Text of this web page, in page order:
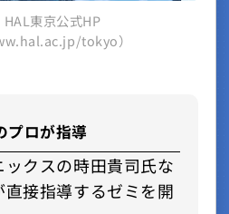
HAL東京公式HP
tokyo）
プロが指導
クスの時田貴司氏な
直接指導するゼミを開